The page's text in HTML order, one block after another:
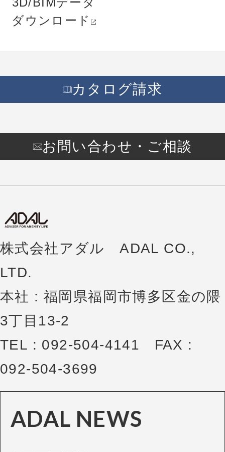
ダウンロード
カタログ請求
お問い合わせ・ご相談
株式会社アダル ADAL CO.,
LTD.
本社 : 福岡県福岡市博多区金の隈
3丁目13-2
TEL : 092-504-4141 FAX :
092-504-3699
ADAL NEWS